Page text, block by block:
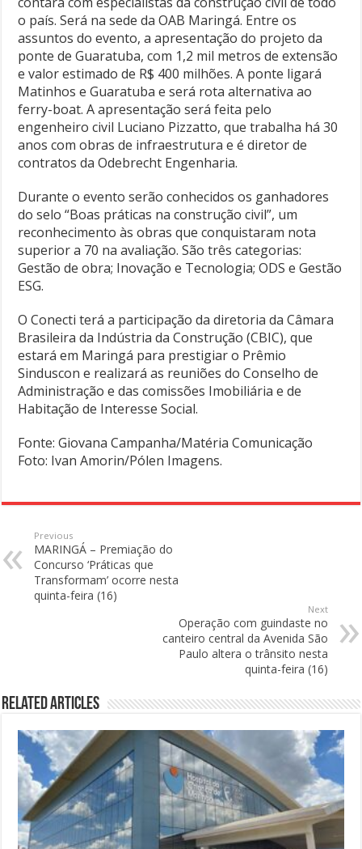
o país. Será na sede da OAB Maringá. Entre os
assuntos do evento, a apresentação do projeto da
ponte de Guaratuba, com 1,2 mil metros de extensão
e valor estimado de R$ 400 milhões. A ponte ligará
Matinhos e Guaratuba e será rota alternativa ao
ferry-boat. A apresentação será feita pelo
engenheiro civil Luciano Pizzatto, que trabalha há 30
anos com obras de infraestrutura e é diretor de
contratos da Odebrecht Engenharia.
Durante o evento serão conhecidos os ganhadores
do selo “Boas práticas na construção civil”, um
reconhecimento às obras que conquistaram nota
superior a 70 na avaliação. São três categorias:
Gestão de obra; Inovação e Tecnologia; ODS e Gestão
ESG.
O Conecti terá a participação da diretoria da Câmara
Brasileira da Indústria da Construção (CBIC), que
estará em Maringá para prestigiar o Prêmio
Sinduscon e realizará as reuniões do Conselho de
Administração e das comissões Imobiliária e de
Habitação de Interesse Social.
Fonte: Giovana Campanha/Matéria Comunicação
Foto: Ivan Amorin/Pólen Imagens.
Previous
MARINGÁ – Premiação do
Concurso ‘Práticas que
Transformam’ ocorre nesta
quinta-feira (16)
Next
Operação com guindaste no
canteiro central da Avenida São
Paulo altera o trânsito nesta
quinta-feira (16)
Related Articles